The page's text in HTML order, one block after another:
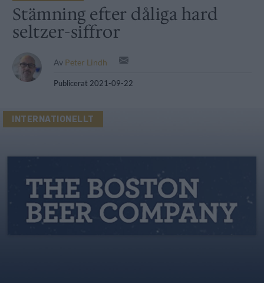
Stämning efter dåliga hard
seltzer-siffror
Av Peter Lindh
Publicerat 2021-09-22
INTERNATIONELLT